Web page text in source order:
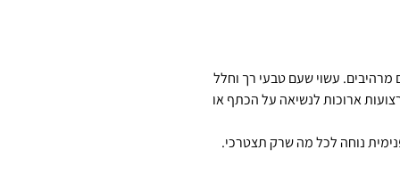
עשוי שעם טבעי רך וחלל
ארוכות לנשיאה על הכתף או
נוחה לכל מה שרק תצטרכי.